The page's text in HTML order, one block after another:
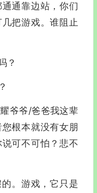
通靠边站，你们
把游戏。谁阻止
？
爷爷/爸爸我这辈
根本就没有女朋
可不可怕？悲不
。游戏，它只是